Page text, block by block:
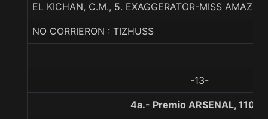
EL KICHAN, C.M., 5. EXAGGERATOR-MISS
NO CORRIERON : TIZHUSS
-13-
4a.- Premio ARSENAL, 1100